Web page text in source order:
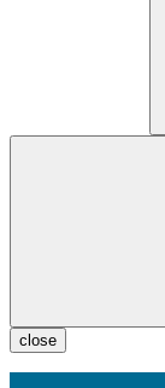
close